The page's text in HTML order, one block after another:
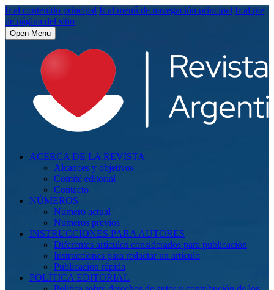
Ir al contenido principal Ir al menú de navegación principal Ir al pie
de página del sitio
Open Menu
ACERCA DE LA REVISTA
Alcances y objetivos
Comité editorial
Contacto
NÚMEROS
Número actual
Números previos
INSTRUCCIONES PARA AUTORES
Diferentes artículos considerados para publicación
Instrucciones para redactar un artículo
Publicación rápida
POLÍTICA EDITORIAL